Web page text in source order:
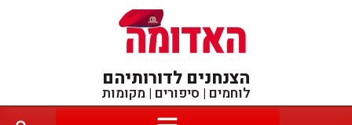
הצנחנים לדורותיהם
לוחמים | סיפורים | מקומות